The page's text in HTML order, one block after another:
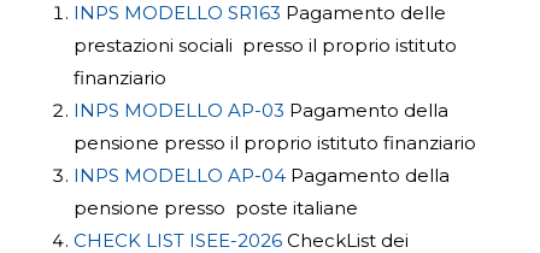
INPS MODELLO SR163 Pagamento delle
prestazioni sociali presso il proprio istituto
finanziario
INPS MODELLO AP-03 Pagamento della
pensione presso il proprio istituto finanziario
INPS MODELLO AP-04 Pagamento della
pensione presso poste italiane
CHECK LIST ISEE-2026 CheckList dei